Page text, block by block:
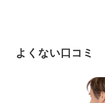
よくない口コミ